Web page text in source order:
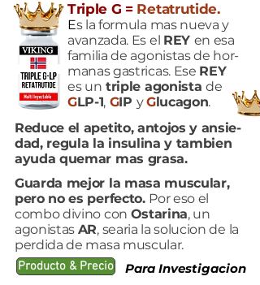
Triple G = Retatrutide.
Es la formula mas nueva y
avanzada. Es el REY en esa
familia de agonistas de hor-
manas gastricas. Ese REY
es un triple agonista de
GLP-1, GIP yGlucagon.
Reduce el apetito, antojos y ansie-
dad, regula la insulina y tambien
ayuda quemar mas grasa.
Guarda mejor la masa muscular,
pero no es perfecto. Por eso el
combo divino con Ostarina, un
agonistas AR, searia la solucion de la
perdida de masa muscular.
Producto & Precio Para Investigacion